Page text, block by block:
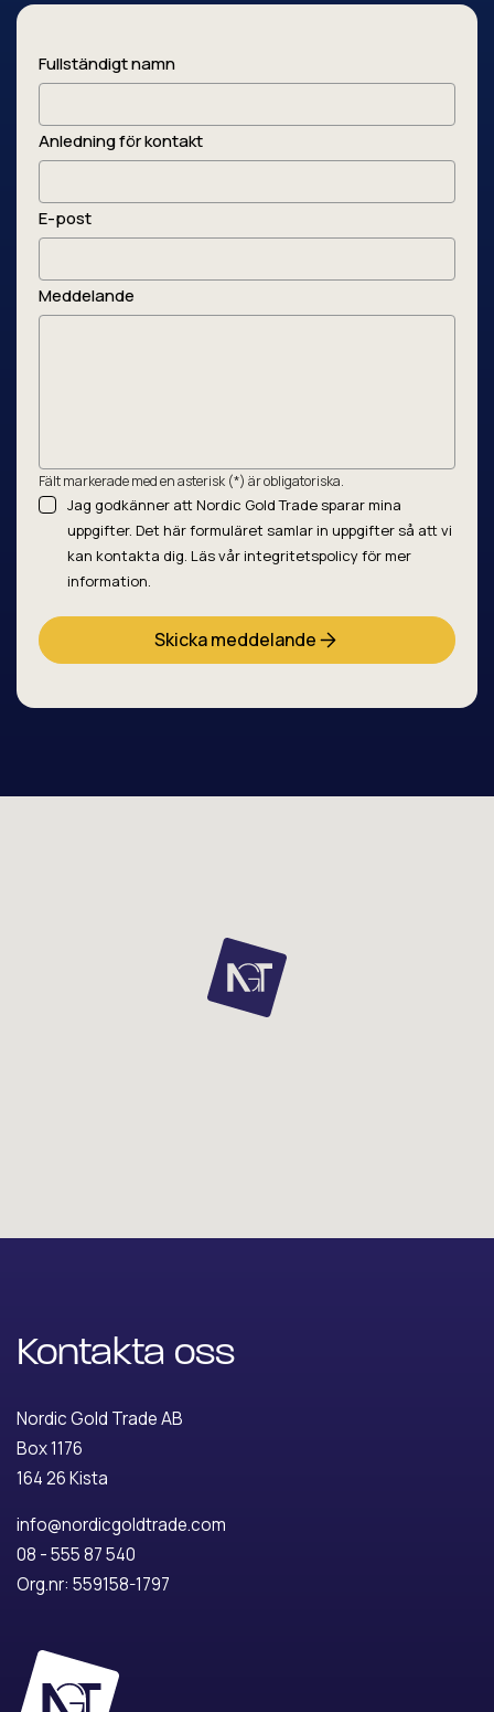
Fullständigt namn
Anledning för kontakt
E-post
Meddelande
Fält markerade med en asterisk (*) är obligatoriska.
Jag godkänner att Nordic Gold Trade sparar mina
uppgifter. Det här formuläret samlar in uppgifter så att vi
kan kontakta dig. Läs vår integritetspolicy för mer
information.
Skicka meddelande
Kontakta oss
Nordic Gold Trade AB
Box 1176
164 26 Kista
info@nordicgoldtrade.com
08 - 555 87 540
Org.nr: 559158-1797